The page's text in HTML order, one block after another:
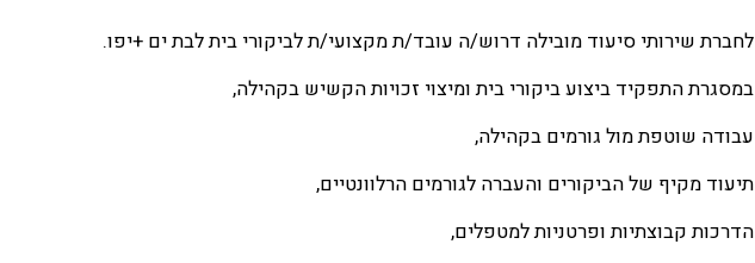
לחברת שירותי סיעוד מובילה דרוש/ה עובד/ת מקצועי/ת לביקורי בית לבת ים +יפו.
במסגרת התפקיד ביצוע ביקורי בית ומיצוי זכויות הקשיש בקהילה,
עבודה שוטפת מול גורמים בקהילה,
תיעוד מקיף של הביקורים והעברה לגורמים הרלוונטיים,
הדרכות קבוצתיות ופרטניות למטפלים,